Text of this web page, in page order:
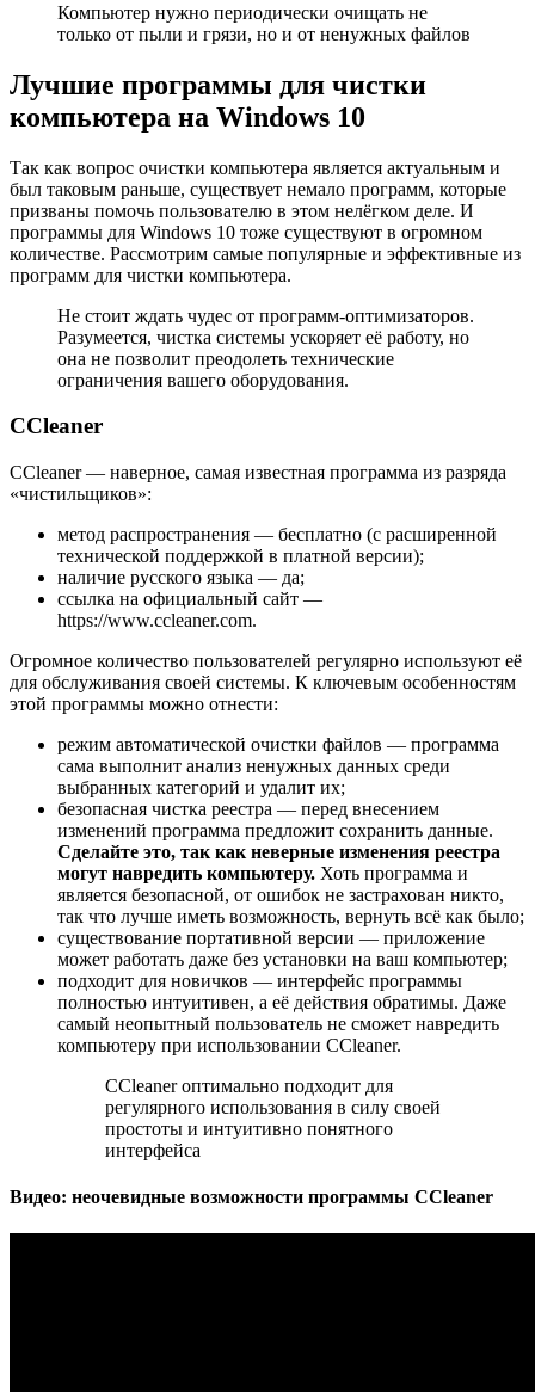
Компьютер нужно периодически очищать не
только от пыли и грязи, но и от ненужных файлов
Лучшие программы для чистки
компьютера на Windows 10
Так как вопрос очистки компьютера является актуальным и
был таковым раньше, существует немало программ, которые
призваны помочь пользователю в этом нелёгком деле. И
программы для Windows 10 тоже существуют в огромном
количестве. Рассмотрим самые популярные и эффективные из
программ для чистки компьютера.
Не стоит ждать чудес от программ-оптимизаторов.
Разумеется, чистка системы ускоряет её работу, но
она не позволит преодолеть технические
ограничения вашего оборудования.
CCleaner
CCleaner — наверное, самая известная программа из разряда
«чистильщиков»:
метод распространения — бесплатно (с расширенной
технической поддержкой в платной версии);
наличие русского языка — да;
ссылка на официальный сайт —
https://www.ccleaner.com.
Огромное количество пользователей регулярно используют её
для обслуживания своей системы. К ключевым особенностям
этой программы можно отнести:
режим автоматической очистки файлов — программа
сама выполнит анализ ненужных данных среди
выбранных категорий и удалит их;
безопасная чистка реестра — перед внесением
изменений программа предложит сохранить данные.
Сделайте это, так как неверные изменения реестра
могут навредить компьютеру. Хоть программа и
является безопасной, от ошибок не застрахован никто,
так что лучше иметь возможность, вернуть всё как было;
существование портативной версии — приложение
может работать даже без установки на ваш компьютер;
подходит для новичков — интерфейс программы
полностью интуитивен, а её действия обратимы. Даже
самый неопытный пользователь не сможет навредить
компьютеру при использовании CCleaner.
CCleaner оптимально подходит для
регулярного использования в силу своей
простоты и интуитивно понятного
интерфейса
Видео: неочевидные возможности программы CCleaner